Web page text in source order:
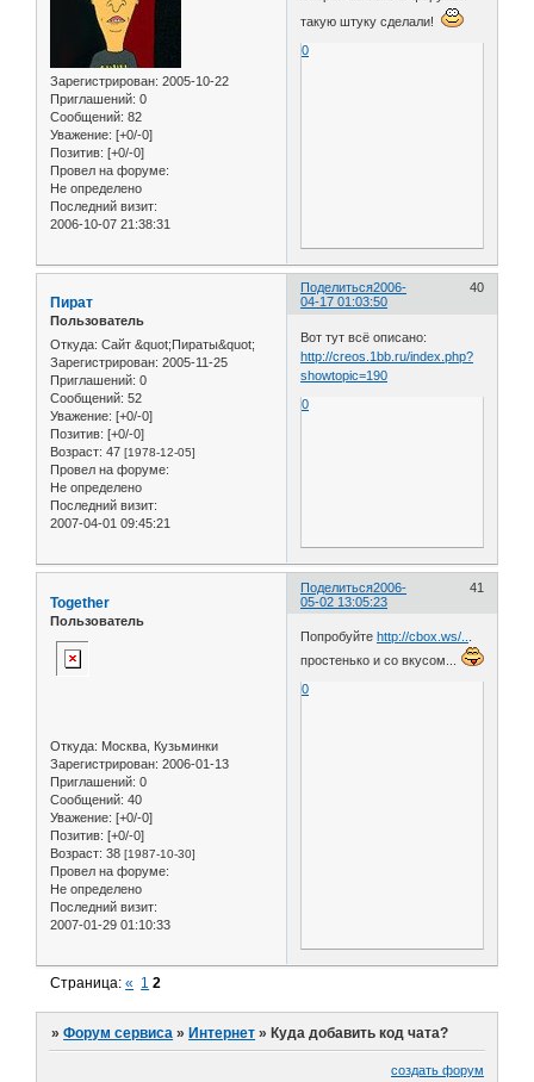
Зарегистрирован: 2005-10-22
Приглашений: 0
Сообщений: 82
Уважение: [+0/-0]
Позитив: [+0/-0]
Провел на форуме:
Не определено
Последний визит:
2006-10-07 21:38:31
такую штуку сделали!
0
Поделиться 40
2006-
04-17 01:03:50
Пират
Пользователь
Откуда: Сайт &quot;Пираты&quot;
Зарегистрирован: 2005-11-25
Приглашений: 0
Сообщений: 52
Уважение: [+0/-0]
Позитив: [+0/-0]
Возраст: 47 [1978-12-05]
Провел на форуме:
Не определено
Последний визит:
2007-04-01 09:45:21
Вот тут всё описано:
http://creos.1bb.ru/index.php?
showtopic=190
0
Поделиться 41
2006-
05-02 13:05:23
Together
Пользователь
Откуда: Москва, Кузьминки
Зарегистрирован: 2006-01-13
Приглашений: 0
Сообщений: 40
Уважение: [+0/-0]
Позитив: [+0/-0]
Возраст: 38 [1987-10-30]
Провел на форуме:
Не определено
Последний визит:
2007-01-29 01:10:33
Попробуйте http://cbox.ws/..
простенько и со вкусом...
0
Страница:« 1 2
»Форум сервиса »Интернет »Куда добавить код чата?
создать форум